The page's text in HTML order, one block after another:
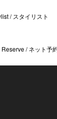
/ スタイリスト
Reserve / ネット予